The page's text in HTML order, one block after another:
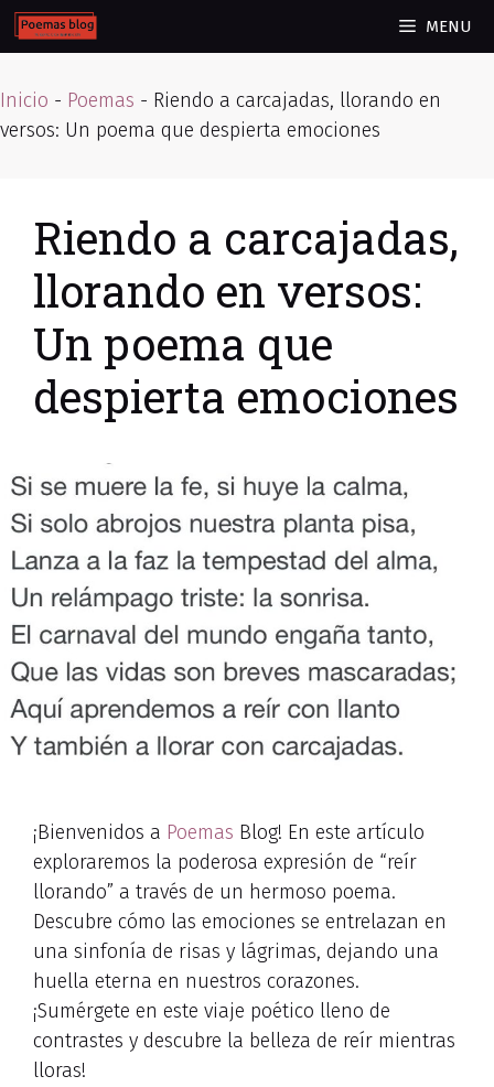
Skip
to
MENU
Inicio - Poemas - Riendo a carcajadas, llorando en
versos: Un poema que despierta emociones
Riendo a carcajadas,
llorando en versos:
Un poema que
despierta emociones
¡Bienvenidos a Poemas Blog! En este artículo
exploraremos la poderosa expresión de “reír
llorando” a través de un hermoso poema.
Descubre cómo las emociones se entrelazan en
una sinfonía de risas y lágrimas, dejando una
huella eterna en nuestros corazones.
¡Sumérgete en este viaje poético lleno de
contrastes y descubre la belleza de reír mientras
lloras!